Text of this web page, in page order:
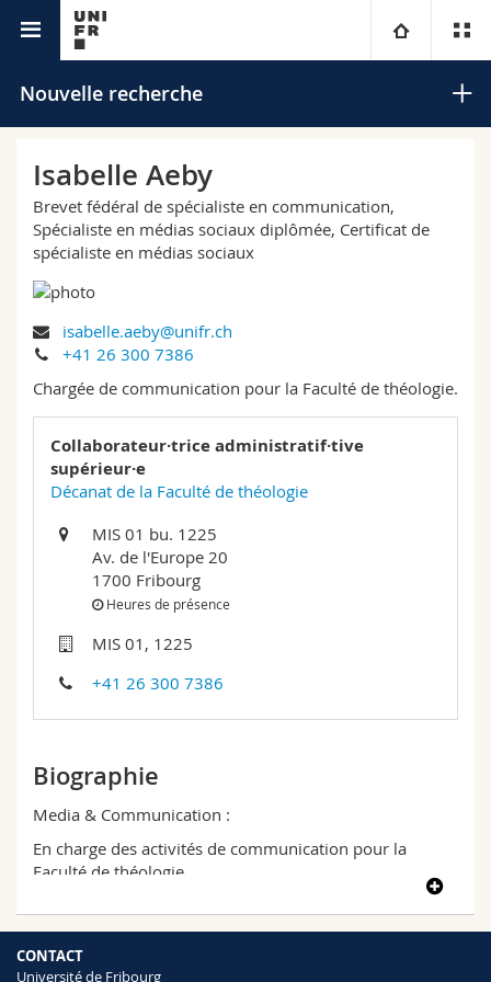
Université
Campus
Recherche
Université
Formation continue
Théologie
Sciences économiques et sociales et management
Lettres et sciences humaines
Sciences de l'éducation et de la formation
Interfacultaire
Vous êtes
Futurs étudiants
Etudiants
Médias
Chercheurs
Doctorants
Ressources
Annuaire du personnel
Plan d'accès
Bibliothèques
Programme des cours
Nouvelle recherche
Recherche avancée
Isabelle Aeby
Brevet fédéral de spécialiste en communication,
Spécialiste en médias sociaux diplômée, Certificat de
spécialiste en médias sociaux
isabelle.aeby@unifr.ch
+41 26 300 7386
Chargée de communication pour la Faculté de théologie.
Collaborateur·trice administratif·tive
supérieur·e
Décanat de la Faculté de théologie
MIS 01 bu. 1225
Av. de l'Europe 20
1700 Fribourg
Heures de présence
MIS 01, 1225
+41 26 300 7386
Biographie
Media & Communication :
En charge des activités de communication pour la
Faculté de théologie.
CONTACT
Université de Fribourg